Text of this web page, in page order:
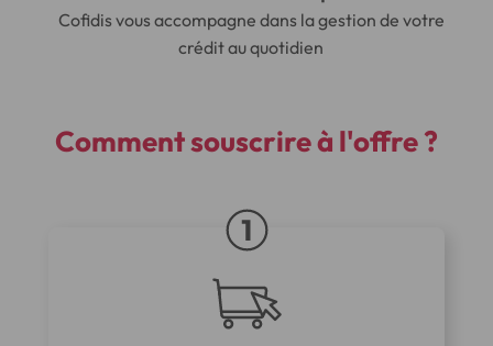
Cofidis vous accompagne dans la gestion de votre
crédit au quotidien
Commentsouscrire à l'offre ?